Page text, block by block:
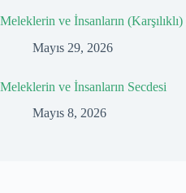
Meleklerin ve İnsanların (Karşılıklı)
Mayıs 29, 2026
Meleklerin ve İnsanların Secdesi
Mayıs 8, 2026